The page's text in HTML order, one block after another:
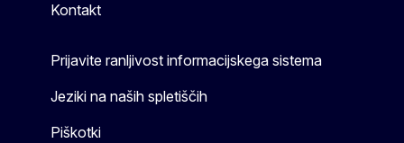
Kontakt
Prijavite ranljivost informacijskega sistema
Jeziki na naših spletiščih
Piškotki